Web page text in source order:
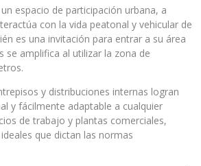
espacio de participación urbana, a
con la vida peatonal y vehicular de
es una invitación para entrar a su área
se amplifica al utilizar la zona de
y distribuciones internas logran
y fácilmente adaptable a cualquier
de trabajo y plantas comerciales,
que dictan las normas